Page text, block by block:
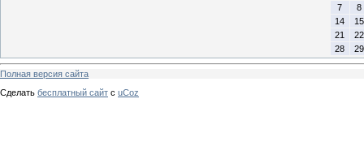
7
8
14
15
21
22
28
29
Полная версия сайта
Сделать бесплатный сайт с uCoz